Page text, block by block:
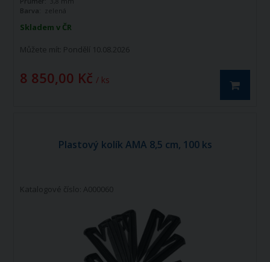
Skladem v ČR
Můžete mít: Pondělí 10.08.2026
8 850,00 Kč / ks
Barva: zelená
Plastový kolík AMA 8,5 cm, 100 ks
Katalogové číslo: A000060